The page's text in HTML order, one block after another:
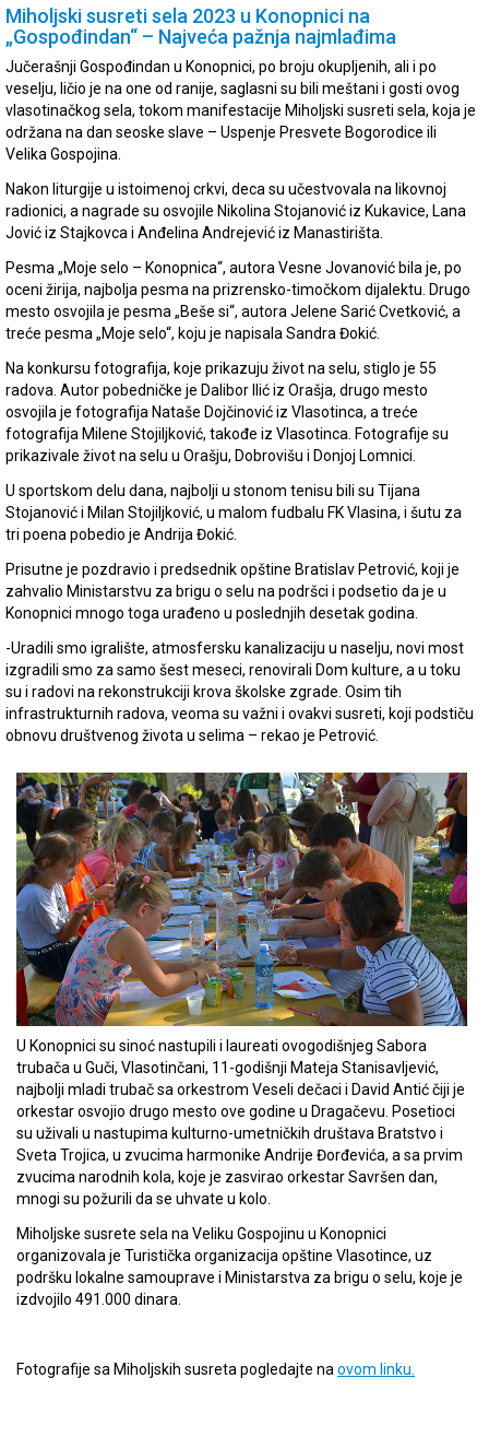
Miholjski susreti sela 2023 u Konopnici na
„Gospođindan“ – Najveća pažnja najmlađima
Jučerašnji Gospođindan u Konopnici, po broju okupljenih, ali i po
veselju, ličio je na one od ranije, saglasni su bili meštani i gosti ovog
vlasotinačkog sela, tokom manifestacije Miholjski susreti sela, koja je
održana na dan seoske slave – Uspenje Presvete Bogorodice ili
Velika Gospojina.
Nakon liturgije u istoimenoj crkvi, deca su učestvovala na likovnoj
radionici, a nagrade su osvojile Nikolina Stojanović iz Kukavice, Lana
Jović iz Stajkovca i Anđelina Andrejević iz Manastirišta.
Pesma „Moje selo – Konopnica“, autora Vesne Jovanović bila je, po
oceni žirija, najbolja pesma na prizrensko-timočkom dijalektu. Drugo
mesto osvojila je pesma „Beše si“, autora Jelene Sarić Cvetković, a
treće pesma „Moje selo“, koju je napisala Sandra Đokić.
Na konkursu fotografija, koje prikazuju život na selu, stiglo je 55
radova. Autor pobedničke je Dalibor Ilić iz Orašja, drugo mesto
osvojila je fotografija Nataše Dojčinović iz Vlasotinca, a treće
fotografija Milene Stojiljković, takođe iz Vlasotinca. Fotografije su
prikazivale život na selu u Orašju, Dobrovišu i Donjoj Lomnici.
U sportskom delu dana, najbolji u stonom tenisu bili su Tijana
Stojanović i Milan Stojiljković, u malom fudbalu FK Vlasina, i šutu za
tri poena pobedio je Andrija Đokić.
Prisutne je pozdravio i predsednik opštine Bratislav Petrović, koji je
zahvalio Ministarstvu za brigu o selu na podršci i podsetio da je u
Konopnici mnogo toga urađeno u poslednjih desetak godina.
-Uradili smo igralište, atmosfersku kanalizaciju u naselju, novi most
izgradili smo za samo šest meseci, renovirali Dom kulture, a u toku
su i radovi na rekonstrukciji krova školske zgrade. Osim tih
infrastrukturnih radova, veoma su važni i ovakvi susreti, koji podstiču
obnovu društvenog života u selima – rekao je Petrović.
U Konopnici su sinoć nastupili i laureati ovogodišnjeg Sabora
trubača u Guči, Vlasotinčani, 11-godišnji Mateja Stanisavljević,
najbolji mladi trubač sa orkestrom Veseli dečaci i David Antić čiji je
orkestar osvojio drugo mesto ove godine u Dragačevu. Posetioci
su uživali u nastupima kulturno-umetničkih društava Bratstvo i
Sveta Trojica, u zvucima harmonike Andrije Đorđevića, a sa prvim
zvucima narodnih kola, koje je zasvirao orkestar Savršen dan,
mnogi su požurili da se uhvate u kolo.
Miholjske susrete sela na Veliku Gospojinu u Konopnici
organizovala je Turistička organizacija opštine Vlasotince, uz
podršku lokalne samouprave i Ministarstva za brigu o selu, koje je
izdvojilo 491.000 dinara.
Fotografije sa Miholjskih susreta pogledajte na ovom linku.